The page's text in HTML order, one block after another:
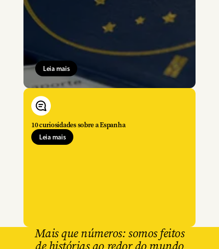
Leia mais
10 curiosidades sobre a Espanha
Leia mais
Mais que números: somos feitos